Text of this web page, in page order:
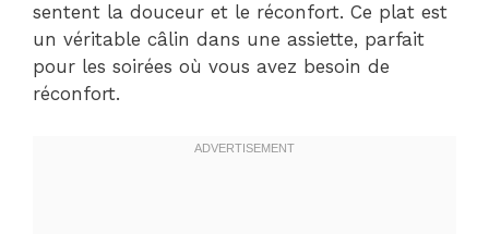
sentent la douceur et le réconfort. Ce plat est
un véritable câlin dans une assiette, parfait
pour les soirées où vous avez besoin de
réconfort.